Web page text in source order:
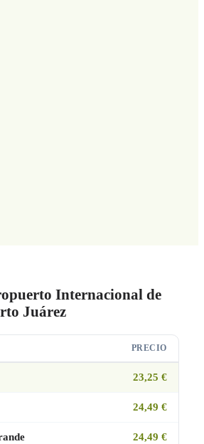
Internacional de
Juárez
PRECIO
23,25 €
24,49 €
24,49 €